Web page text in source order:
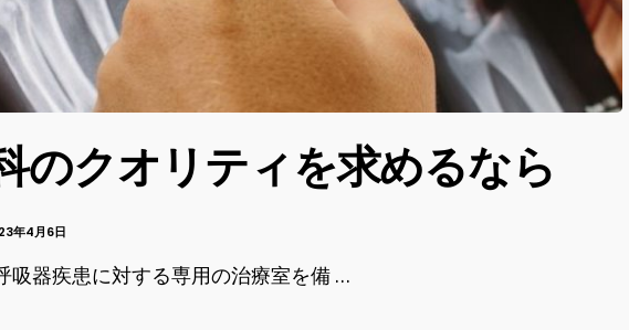
のクオリティを求めるなら
年4月6日
吸器疾患に対する専用の治療室を備 …